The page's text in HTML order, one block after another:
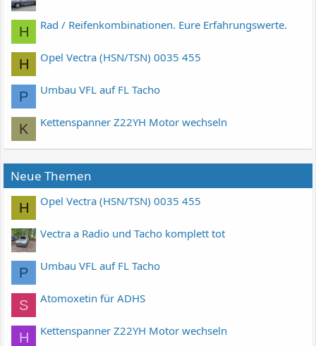
H Rad / Reifenkombinationen. Eure Erfahrungswerte.
H Opel Vectra (HSN/TSN) 0035 455
P Umbau VFL auf FL Tacho
K Kettenspanner Z22YH Motor wechseln
Neue Themen
H Opel Vectra (HSN/TSN) 0035 455
Vectra a Radio und Tacho komplett tot
P Umbau VFL auf FL Tacho
S Atomoxetin für ADHS
H Kettenspanner Z22YH Motor wechseln